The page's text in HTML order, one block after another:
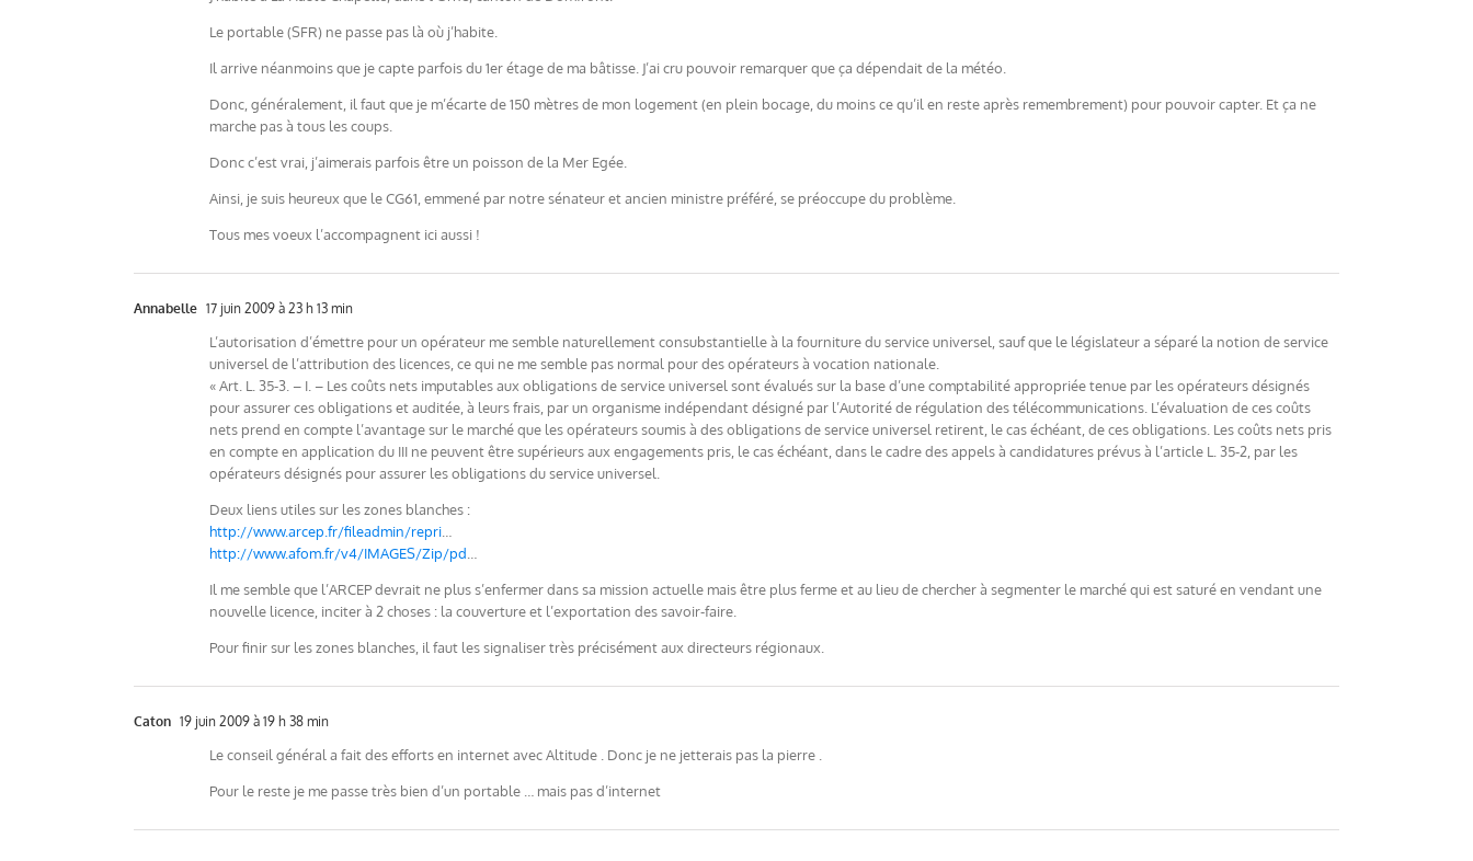
Le portable (SFR) ne passe pas là où j’habite.
Il arrive néanmoins que je capte parfois du 1er étage de ma bâtisse. J’ai cru pouvoir remarquer que ça dépendait de la météo.
Donc, généralement, il faut que je m’écarte de 150 mètres de mon logement (en plein bocage, du moins ce qu’il en reste après remembrement) pour pouvoir capter. Et ça ne
marche pas à tous les coups.
Donc c’est vrai, j’aimerais parfois être un poisson de la Mer Egée.
Ainsi, je suis heureux que le CG61, emmené par notre sénateur et ancien ministre préféré, se préoccupe du problème.
Tous mes voeux l’accompagnent ici aussi !
Annabelle 17 juin 2009 à 23 h 13 min
L’autorisation d’émettre pour un opérateur me semble naturellement consubstantielle à la fourniture du service universel, sauf que le législateur a séparé la notion de service
universel de l’attribution des licences, ce qui ne me semble pas normal pour des opérateurs à vocation nationale.
« Art. L. 35-3. – I. – Les coûts nets imputables aux obligations de service universel sont évalués sur la base d’une comptabilité appropriée tenue par les opérateurs désignés
pour assurer ces obligations et auditée, à leurs frais, par un organisme indépendant désigné par l’Autorité de régulation des télécommunications. L’évaluation de ces coûts
nets prend en compte l’avantage sur le marché que les opérateurs soumis à des obligations de service universel retirent, le cas échéant, de ces obligations. Les coûts nets pris
en compte en application du III ne peuvent être supérieurs aux engagements pris, le cas échéant, dans le cadre des appels à candidatures prévus à l’article L. 35-2, par les
opérateurs désignés pour assurer les obligations du service universel.
Deux liens utiles sur les zones blanches :
http://www.arcep.fr/fileadmin/repri
http://www.afom.fr/v4/IMAGES/Zip/pd
Il me semble que l’ARCEP devrait ne plus s’enfermer dans sa mission actuelle mais être plus ferme et au lieu de chercher à segmenter le marché qui est saturé en vendant une
nouvelle licence, inciter à 2 choses : la couverture et l’exportation des savoir-faire.
Pour finir sur les zones blanches, il faut les signaliser très précisément aux directeurs régionaux.
Caton 19 juin 2009 à 19 h 38 min
Le conseil général a fait des efforts en internet avec Altitude . Donc je ne jetterais pas la pierre .
Pour le reste je me passe très bien d’un portable … mais pas d’internet